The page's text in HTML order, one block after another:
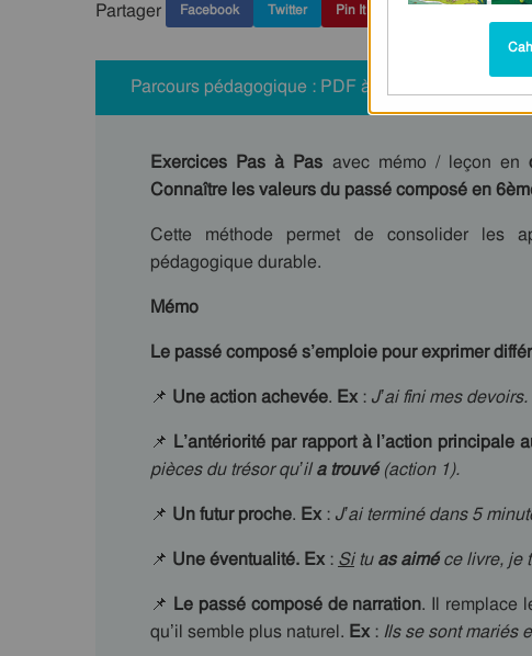
Partager Facebook Twitter Pin It
Parcours pédagogique : PDF à imprimer
Exercices Pas à Pas avec mémo / leçon en
Connaître les valeurs du passé composé en
Cette méthode permet de consolider les
pédagogique durable.
Mémo
Le passé composé s’emploie pour exprimer
📌 Une action achevée. Ex : J’ai fini mes devoirs.
📌 L’antériorité par rapport à l’action principale
pièces du trésor qu’ila trouvé(action 1).
📌 Un futur proche. Ex : J’ai terminé dans 5
📌 Une éventualité. Ex : Situas aiméce livre, je
📌 Le passé composé de narration. Il remplace
qu’il semble plus naturel. Ex : Ils se sont mariés